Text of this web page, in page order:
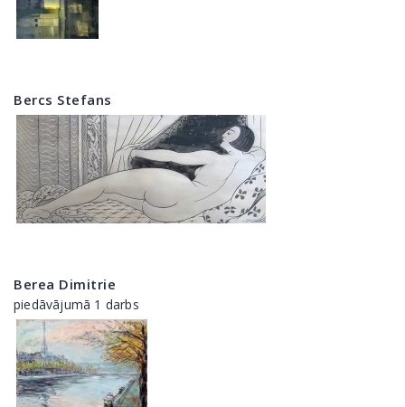
Bercs Stefans
Berea Dimitrie
piedāvājumā 1 darbs